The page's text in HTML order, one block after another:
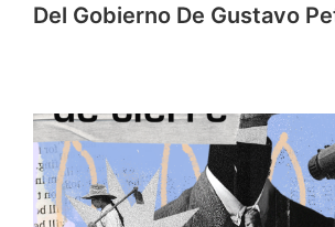
Del Gobierno De Gustavo